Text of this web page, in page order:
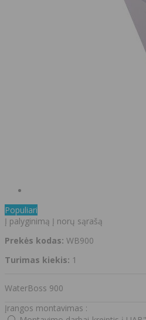
Populiari
Į palyginimą Į norų sąrašą
Prekės kodas: WB900
Turimas kiekis: 1
WaterBoss 900
Įrangos montavimas :